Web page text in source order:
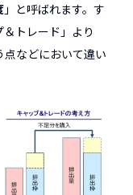
」と呼ばれます。す
トレード」より
点などにおいて違い